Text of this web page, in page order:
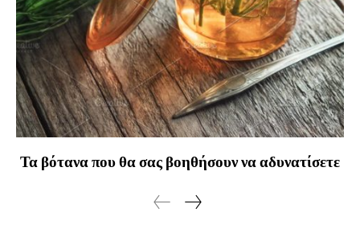
Τα βότανα που θα σας βοηθήσουν να αδυνατίσετε